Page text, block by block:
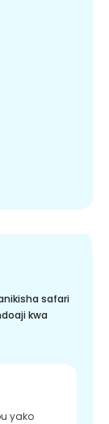
safari
kwa
yako